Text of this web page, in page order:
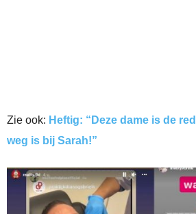
Zie ook: Heftig: “Deze dame is de
weg is bij Sarah!”